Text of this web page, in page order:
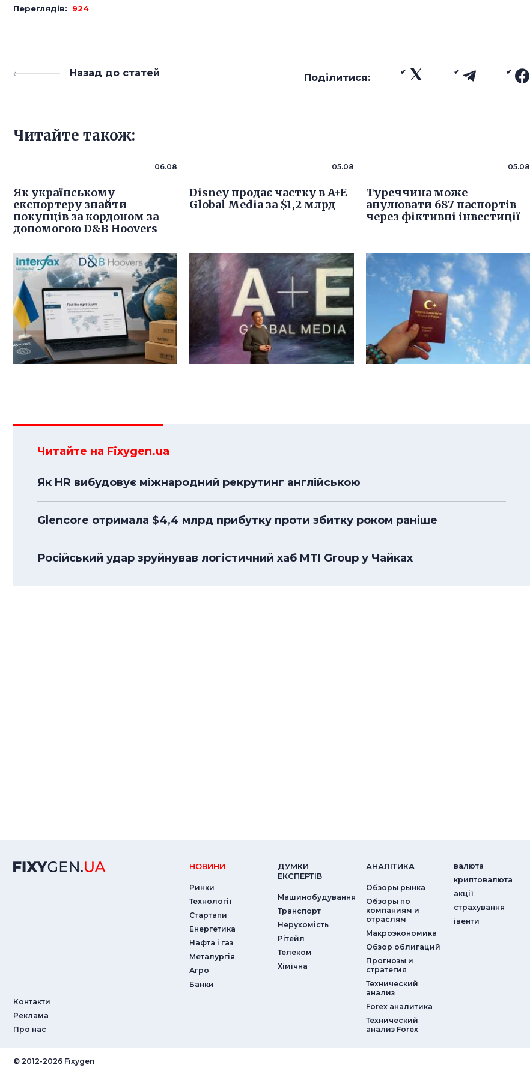
Переглядів: 924
Назад до статей Поділитися:
Читайте також:
06.08
Як українському
експортеру знайти
покупців за кордоном за
допомогою D&B Hoovers
05.08
Disney продає частку в A+E
Global Media за $1,2 млрд
05.08
Туреччина може
анулювати 687 паспортів
через фіктивні інвестиції
Читайте на Fixygen.ua
Як HR вибудовує міжнародний рекрутинг англійською
Glencore отримала $4,4 млрд прибутку проти збитку роком раніше
Російський удар зруйнував логістичний хаб MTI Group у Чайках
Контакти
Реклама
Про нас
НОВИНИ
Ринки
Технології
Стартапи
Енергетика
Нафта і газ
Металургія
Агро
Банки
ДУМКИ
ЕКСПЕРТIВ
Машинобудування
Транспорт
Нерухомість
Рітейл
Телеком
Хімічна
АНАЛIТИКА
Обзоры рынка
Обзоры по
компаниям и
отраслям
Макроэкономика
Обзор облигаций
Прогнозы и
стратегия
Технический
анализ
Forex аналитика
Технический
анализ Forex
валюта
криптовалюта
акції
страхування
iвенти
© ‎2012-2026 Fixygen